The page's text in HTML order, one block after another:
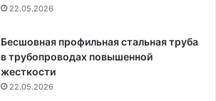
22.05.2026
Бесшовная профильная стальная труба
в трубопроводах повышенной
жесткости
22.05.2026